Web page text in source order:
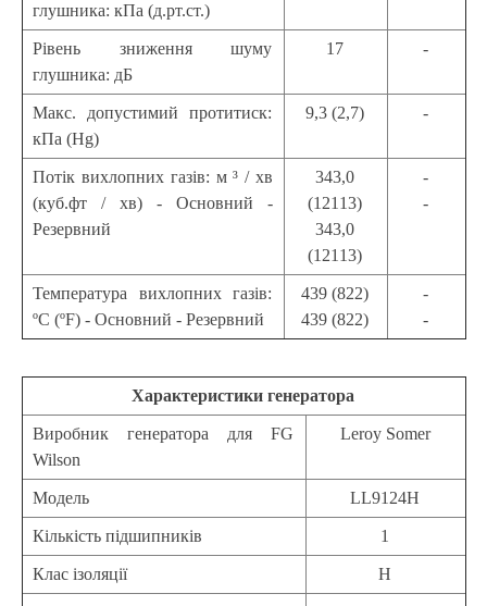
глушника: кПа (д.рт.ст.)
Рівень зниження шуму
глушника: дБ
17 -
Макс. допустимий протитиск:
кПа (Hg)
9,3 (2,7) -
Потік вихлопних газів: м ³ / хв
(куб.фт / хв) - Основний -
Резервний
343,0
(12113)
343,0
(12113)
-
-
Температура вихлопних газів:
ºС (ºF) - Основний - Резервний
439 (822)
439 (822)
-
-
Характеристики генератора
Виробник генератора для FG
Wilson
Leroy Somer
Модель LL9124H
Кількість підшипників 1
Клас ізоляції H